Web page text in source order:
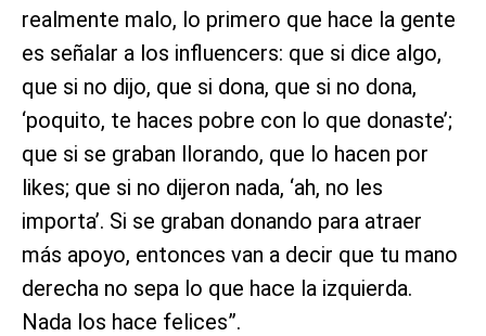
realmente malo, lo primero que hace la gente
es señalar a los influencers: que si dice algo,
que si no dijo, que si dona, que si no dona,
‘poquito, te haces pobre con lo que donaste’;
que si se graban llorando, que lo hacen por
likes; que si no dijeron nada, ‘ah, no les
importa’. Si se graban donando para atraer
más apoyo, entonces van a decir que tu mano
derecha no sepa lo que hace la izquierda.
Nada los hace felices”.